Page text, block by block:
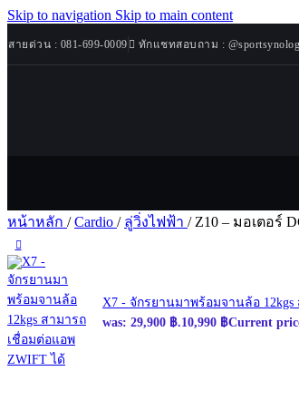
Skip to navigation Skip to main content
สายด่วน : 081-699-0009 ทักแชทสอบถาม :
จักรยานออกกำลังกาย
เครื่อง Rowing Machine
เครื่องเคเบิล (Functional
ดัมเบล
ชั้นวางดัมเบล
หน้าหลัก / Cardio / ลู่วิ่งไฟฟ้า / Z10 – มอเตอร์
X7 - จักรยานมาพร้อมจานล้อ
was: 29,900 ฿.10,990 ฿Current